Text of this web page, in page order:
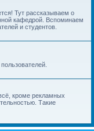
Тут рассказываем о
кафедрой. Вспоминаем
и студентов.
кроме рекламных
Такие